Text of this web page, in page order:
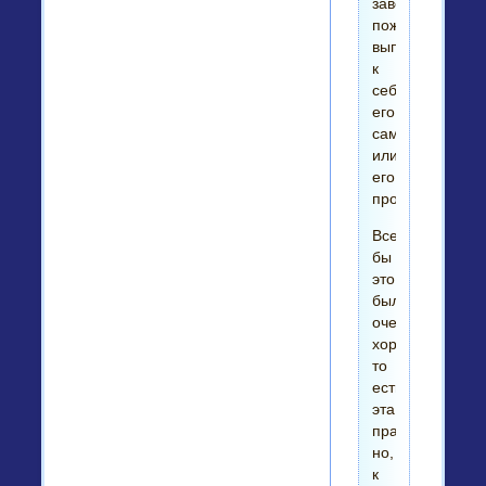
завод,
пожелаешь
выписать
к
себе
его
самого
или
его
произведение.
Все
бы
это
было
очень
хорошо,
то
есть
эта
практичность,
но,
к